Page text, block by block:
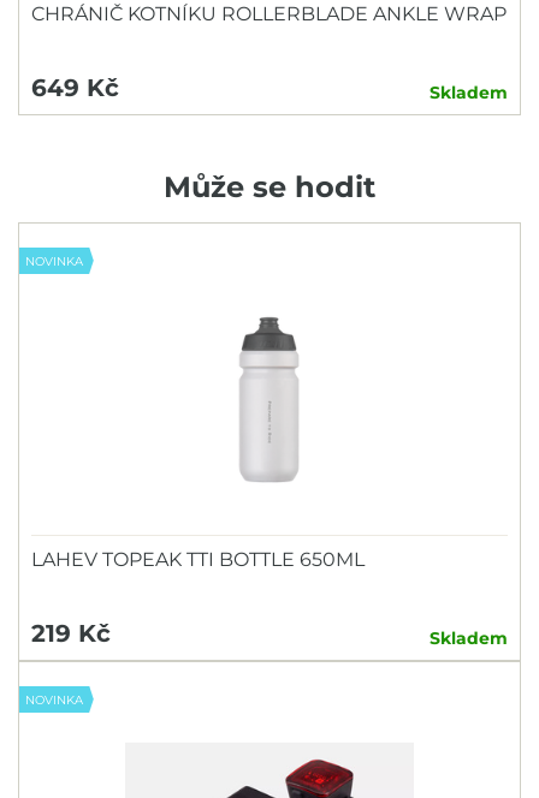
CHRÁNIČ KOTNÍKU ROLLERBLADE ANKLE WRAP
649 Kč Skladem
Může se hodit
NOVINKA
LAHEV TOPEAK TTI BOTTLE 650ML
219 Kč Skladem
NOVINKA